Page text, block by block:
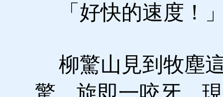
「好快的速度！
柳驚山見到牧塵